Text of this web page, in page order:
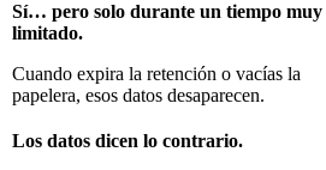
Sí… pero solo durante un tiempo muy
limitado.
Cuando expira la retención o vacías la
papelera, esos datos desaparecen.
Los datos dicen lo contrario.